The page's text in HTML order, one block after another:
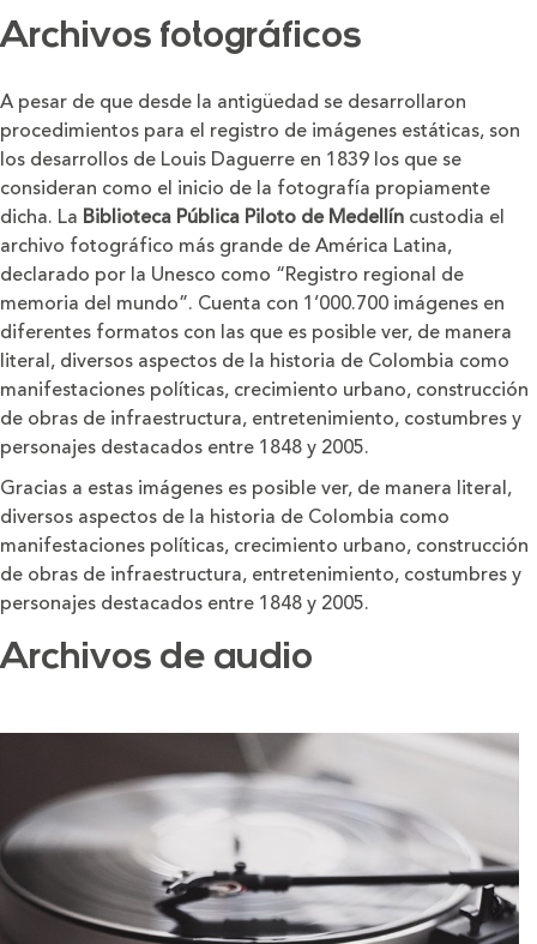
Archivos fotográficos
A pesar de que desde la antigüedad se desarrollaron
procedimientos para el registro de imágenes estáticas, son
los desarrollos de Louis Daguerre en 1839 los que se
consideran como el inicio de la fotografía propiamente
dicha. La Biblioteca Pública Piloto de Medellín custodia el
archivo fotográfico más grande de América Latina,
declarado por la Unesco como “Registro regional de
memoria del mundo”. Cuenta con 1’000.700 imágenes en
diferentes formatos con las que es posible ver, de manera
literal, diversos aspectos de la historia de Colombia como
manifestaciones políticas, crecimiento urbano, construcción
de obras de infraestructura, entretenimiento, costumbres y
personajes destacados entre 1848 y 2005.
Gracias a estas imágenes es posible ver, de manera literal,
diversos aspectos de la historia de Colombia como
manifestaciones políticas, crecimiento urbano, construcción
de obras de infraestructura, entretenimiento, costumbres y
personajes destacados entre 1848 y 2005.
Archivos de audio